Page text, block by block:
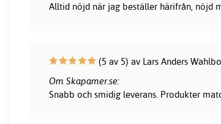
Alltid nöjd när jag beställer härifrån, nöjd
(5 av 5) av Lars Anders
Om Skapamer.se:
Snabb och smidig leverans. Produkter